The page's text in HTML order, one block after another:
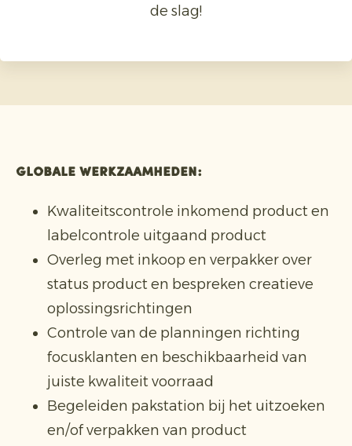
de slag!
Globale werkzaamheden:
Kwaliteitscontrole inkomend product en
labelcontrole uitgaand product
Overleg met inkoop en verpakker over
status product en bespreken creatieve
oplossingsrichtingen
Controle van de planningen richting
focusklanten en beschikbaarheid van
juiste kwaliteit voorraad
Begeleiden pakstation bij het uitzoeken
en/of verpakken van product